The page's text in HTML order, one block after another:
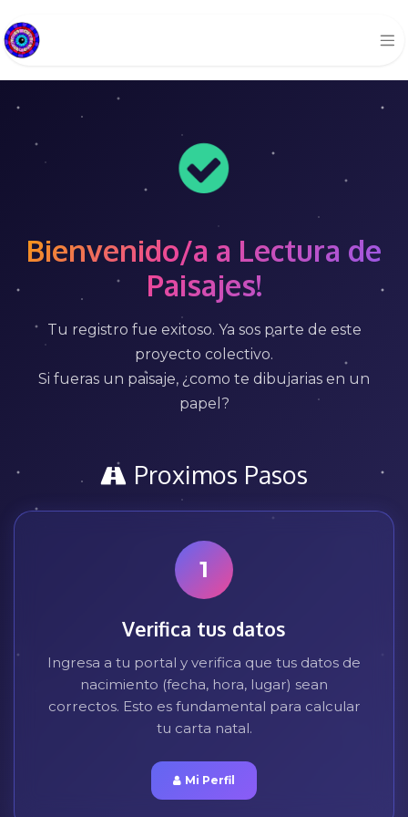
Bienvenido/a a Lectura de
Paisajes!
Tu registro fue exitoso. Ya sos parte de este
proyecto colectivo.
Si fueras un paisaje, ¿como te dibujarias en un
papel?
Proximos Pasos
1
Verifica tus datos
Ingresa a tu portal y verifica que tus datos de
nacimiento (fecha, hora, lugar) sean
correctos. Esto es fundamental para calcular
tu carta natal.
Mi Perfil